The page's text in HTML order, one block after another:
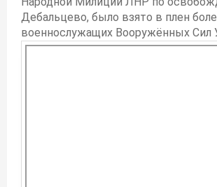
Дебальцево, было взято в плен
военнослужащих Вооружённых Сил